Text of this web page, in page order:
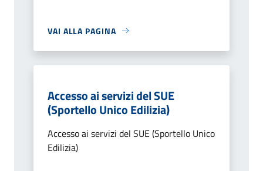
VAI ALLA PAGINA
Accesso ai servizi del SUE
(Sportello Unico Edilizia)
Accesso ai servizi del SUE (Sportello Unico
Edilizia)